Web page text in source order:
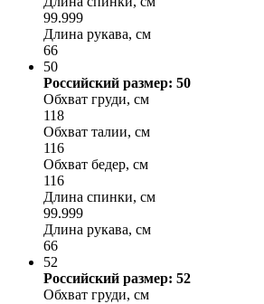
99.999
Длина рукава, см
66
50
Российский размер: 50
Обхват груди, см
118
Обхват талии, см
116
Обхват бедер, см
116
Длина спинки, см
99.999
Длина рукава, см
66
52
Российский размер: 52
Обхват груди, см